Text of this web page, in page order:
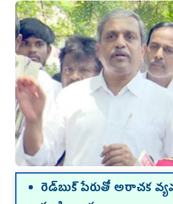
రెడ్‌బుక్ పేరుతో అరాచక